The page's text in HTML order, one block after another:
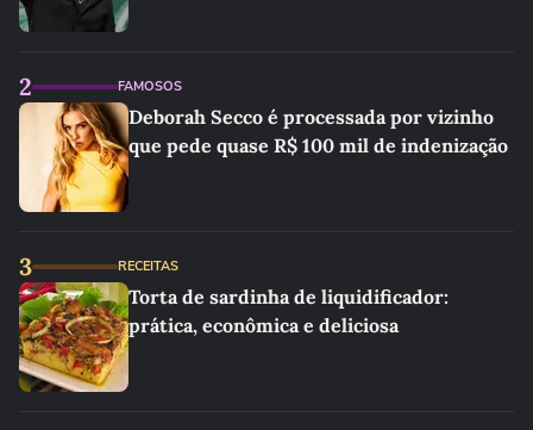
2 FAMOSOS
Deborah Secco é processada por vizinho
que pede quase R$ 100 mil de indenização
3 RECEITAS
Torta de sardinha de liquidificador:
prática, econômica e deliciosa